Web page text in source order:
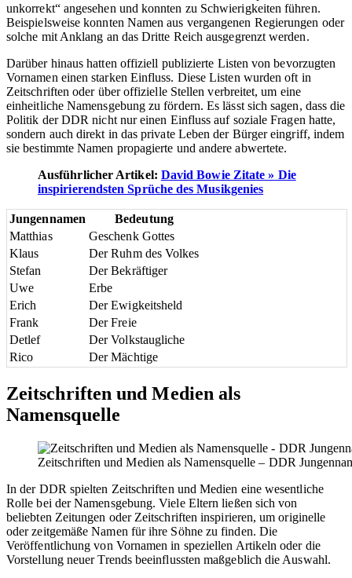
unkorrekt“ angesehen und konnten zu Schwierigkeiten führen.
Beispielsweise konnten Namen aus vergangenen Regierungen oder
solche mit Anklang an das Dritte Reich ausgegrenzt werden.
Darüber hinaus hatten offiziell publizierte Listen von bevorzugten
Vornamen einen starken Einfluss. Diese Listen wurden oft in
Zeitschriften oder über offizielle Stellen verbreitet, um eine
einheitliche Namensgebung zu fördern. Es lässt sich sagen, dass die
Politik der DDR nicht nur einen Einfluss auf soziale Fragen hatte,
sondern auch direkt in das private Leben der Bürger eingriff, indem
sie bestimmte Namen propagierte und andere abwertete.
Ausführlicher Artikel: David Bowie Zitate » Die
inspirierendsten Sprüche des Musikgenies
Jungennamen
Bedeutung
Matthias
Geschenk Gottes
Klaus
Der Ruhm des Volkes
Stefan
Der Bekräftiger
Uwe
Erbe
Erich
Der Ewigkeitsheld
Frank
Der Freie
Detlef
Der Volkstaugliche
Rico
Der Mächtige
Zeitschriften und Medien als
Namensquelle
Zeitschriften und Medien als Namensquelle – DDR
In der DDR spielten Zeitschriften und Medien eine wesentliche
Rolle bei der Namensgebung. Viele Eltern ließen sich von
beliebten Zeitungen oder Zeitschriften inspirieren, um originelle
oder zeitgemäße Namen für ihre Söhne zu finden. Die
Veröffentlichung von Vornamen in speziellen Artikeln oder die
Vorstellung neuer Trends beeinflussten maßgeblich die Auswahl.